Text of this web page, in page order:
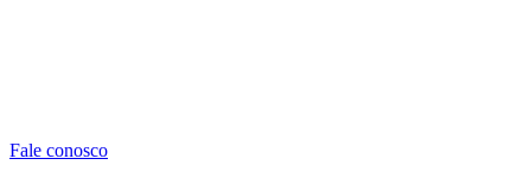
Fale conosco